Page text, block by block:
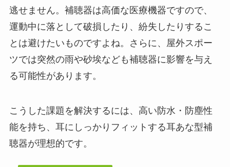
逃せません。補聴器は高価な医療機器ですので、
運動中に落として破損したり、紛失したりするこ
とは避けたいものですよね。さらに、屋外スポー
ツでは突然の雨や砂埃なども補聴器に影響を与え
る可能性があります。
こうした課題を解決するには、高い防水・防塵性
能を持ち、耳にしっかりフィットする耳あな型補
聴器が理想的です。